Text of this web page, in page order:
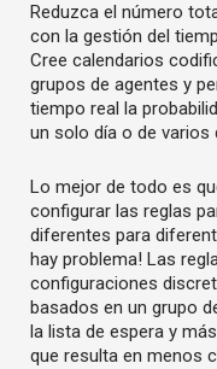
Reduzca el número
con la gestión del
Cree calendarios
grupos de agentes y
tiempo real la
un solo día o de varios
Lo mejor de todo es
configurar las reglas
diferentes para
hay problema! Las
configuraciones
basados en un grupo
la lista de espera y
que resulta en menos